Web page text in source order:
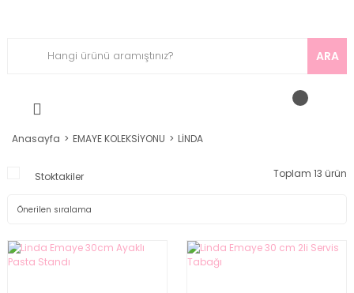
ARA
Anasayfa EMAYE KOLEKSİYONU LİNDA
Stoktakiler Toplam 13 ürün